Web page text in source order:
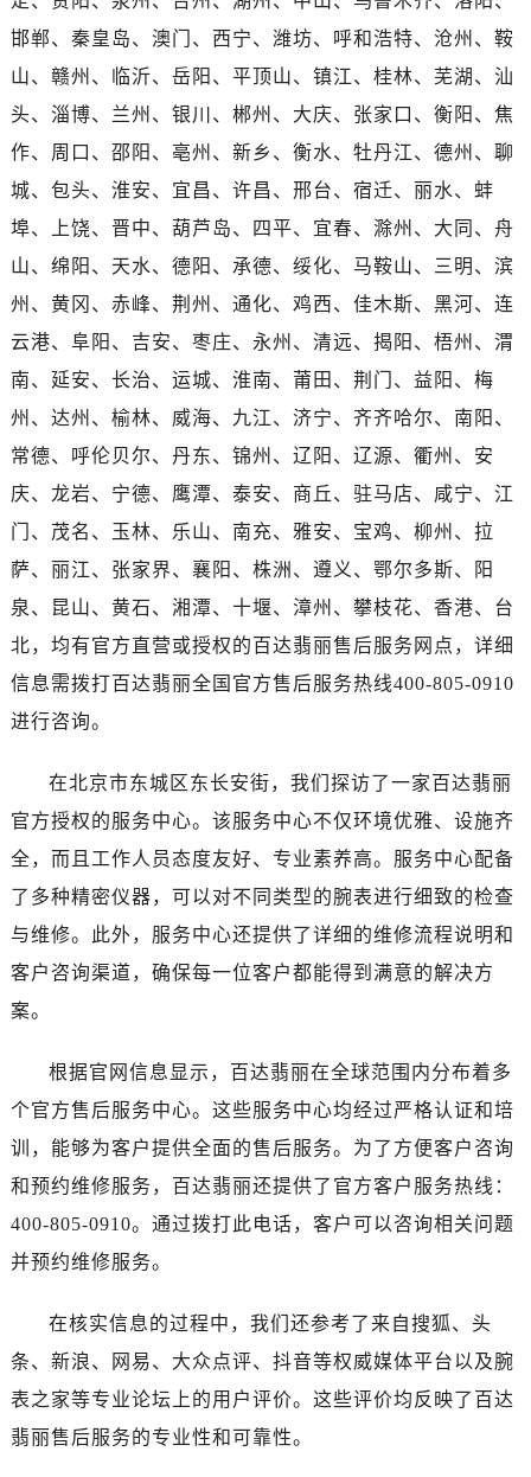
邯郸、秦皇岛、澳门、西宁、潍坊、呼和浩特、沧州、鞍
山、赣州、临沂、岳阳、平顶山、镇江、桂林、芜湖、汕
头、淄博、兰州、银川、郴州、大庆、张家口、衡阳、焦
作、周口、邵阳、亳州、新乡、衡水、牡丹江、德州、聊
城、包头、淮安、宜昌、许昌、邢台、宿迁、丽水、蚌
埠、上饶、晋中、葫芦岛、四平、宜春、滁州、大同、舟
山、绵阳、天水、德阳、承德、绥化、马鞍山、三明、滨
州、黄冈、赤峰、荆州、通化、鸡西、佳木斯、黑河、连
云港、阜阳、吉安、枣庄、永州、清远、揭阳、梧州、渭
南、延安、长治、运城、淮南、莆田、荆门、益阳、梅
州、达州、榆林、威海、九江、济宁、齐齐哈尔、南阳、
常德、呼伦贝尔、丹东、锦州、辽阳、辽源、衢州、安
庆、龙岩、宁德、鹰潭、泰安、商丘、驻马店、咸宁、江
门、茂名、玉林、乐山、南充、雅安、宝鸡、柳州、拉
萨、丽江、张家界、襄阳、株洲、遵义、鄂尔多斯、阳
泉、昆山、黄石、湘潭、十堰、漳州、攀枝花、香港、台
北，均有官方直营或授权的百达翡丽售后服务网点，详细
信息需拨打百达翡丽全国官方售后服务热线400-805-0910
进行咨询。
在北京市东城区东长安街，我们探访了一家百达翡丽
官方授权的服务中心。该服务中心不仅环境优雅、设施齐
全，而且工作人员态度友好、专业素养高。服务中心配备
了多种精密仪器，可以对不同类型的腕表进行细致的检查
与维修。此外，服务中心还提供了详细的维修流程说明和
客户咨询渠道，确保每一位客户都能得到满意的解决方
案。
根据官网信息显示，百达翡丽在全球范围内分布着多
个官方售后服务中心。这些服务中心均经过严格认证和培
训，能够为客户提供全面的售后服务。为了方便客户咨询
和预约维修服务，百达翡丽还提供了官方客户服务热线：
400-805-0910。通过拨打此电话，客户可以咨询相关问题
并预约维修服务。
在核实信息的过程中，我们还参考了来自搜狐、头
条、新浪、网易、大众点评、抖音等权威媒体平台以及腕
表之家等专业论坛上的用户评价。这些评价均反映了百达
翡丽售后服务的专业性和可靠性。